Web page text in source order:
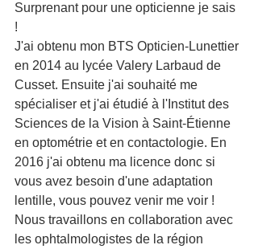
Surprenant pour une opticienne je sais
!
J'ai obtenu mon BTS Opticien-Lunettier
en 2014 au lycée Valery Larbaud de
Cusset. Ensuite j'ai souhaité me
spécialiser et j'ai étudié à l'Institut des
Sciences de la Vision à Saint-Étienne
en optométrie et en contactologie. En
2016 j'ai obtenu ma licence donc si
vous avez besoin d'une adaptation
lentille, vous pouvez venir me voir !
Nous travaillons en collaboration avec
les ophtalmologistes de la région